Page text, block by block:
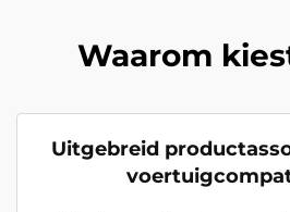
Waarom
Uitgebreid